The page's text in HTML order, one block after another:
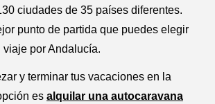
ciudades de 35 países diferentes.
punto de partida que puedes elegir
viaje por Andalucía.
y terminar tus vacaciones en la
es alquilar una autocaravana